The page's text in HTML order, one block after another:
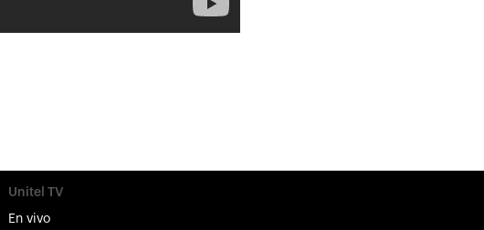
Unitel TV
En vivo